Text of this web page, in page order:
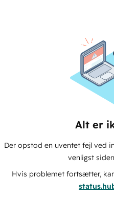
Alt er
Der opstod en uventet fejl ved
venligst
Hvis problemet fortsætter,